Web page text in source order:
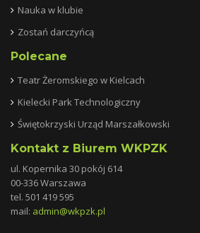
Nauka w klubie
Zostań darczyńcą
Polecane
Teatr Żeromskiego w Kielcach
Kielecki Park Technologiczny
Świętokrzyski Urząd Marszałkowski
Kontakt z Biurem WKPZK
ul. Kopernika 30 pokój 614
00-336 Warszawa
tel. 501 419 595
mail: admin@wkpzk.pl